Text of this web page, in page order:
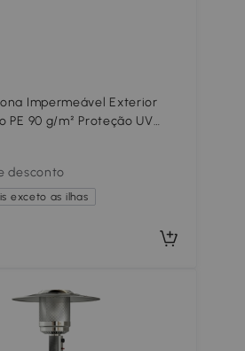
Impermeável Exterior
PE 90 g/m² Proteção UV
para Lenha
Verde
desconto
exceto as ilhas